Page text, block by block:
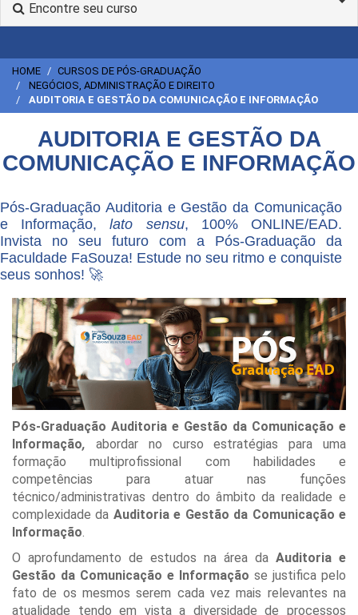
Encontre seu curso
HOME
CURSOS DE PÓS-GRADUAÇÃO
NEGÓCIOS, ADMINISTRAÇÃO E DIREITO
AUDITORIA E GESTÃO DA COMUNICAÇÃO E INFORMAÇÃO
AUDITORIA E GESTÃO DA
COMUNICAÇÃO E INFORMAÇÃO
Pós-Graduação Auditoria e Gestão da Comunicação
e Informação,lato sensu, 100% ONLINE/EAD.
Invista no seu futuro com a Pós-Graduação da
Faculdade FaSouza! Estude no seu ritmo e conquiste
seus sonhos! 🚀
Pós-Graduação Auditoria e Gestão da Comunicação e
Informação, abordar no curso estratégias para uma
formação multiprofissional com habilidades e
competências para atuar nas funções
técnico/administrativas dentro do âmbito da realidade e
complexidade da Auditoria e Gestão da Comunicação e
Informação
O aprofundamento de estudos na área da Auditoria e
Gestão da Comunicação e Informação se justifica pelo
fato de os mesmos serem cada vez mais relevantes na
atualidade tendo em vista a diversidade de processos